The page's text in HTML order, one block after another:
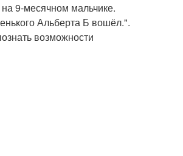
9-месячном мальчике.
Альберта Б вошёл.".
возможности